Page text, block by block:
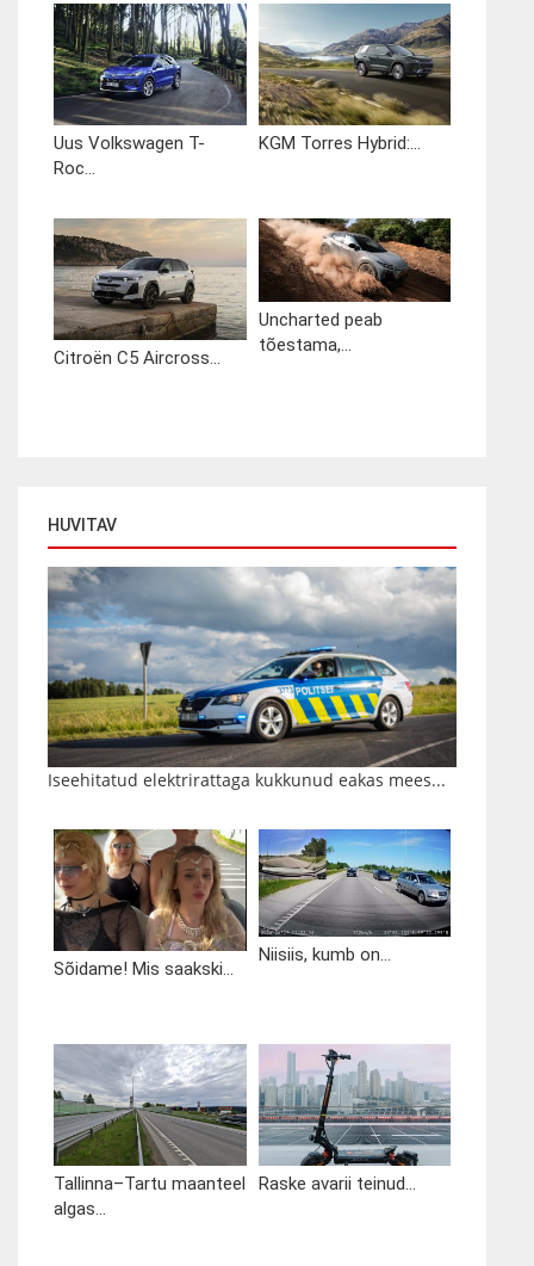
Uus Volkswagen T-
Roc...
KGM Torres Hybrid:...
Citroën C5 Aircross...
Uncharted peab
tõestama,...
HUVITAV
Iseehitatud elektrirattaga kukkunud eakas mees...
Sõidame! Mis saakski...
Niisiis, kumb on...
Tallinna–Tartu maanteel
algas...
Raske avarii teinud...